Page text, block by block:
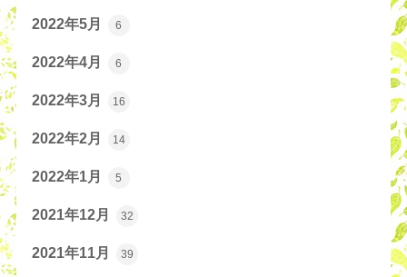
2022年5月 6
2022年4月 6
2022年3月 16
2022年2月 14
2022年1月 5
2021年12月 32
2021年11月 39